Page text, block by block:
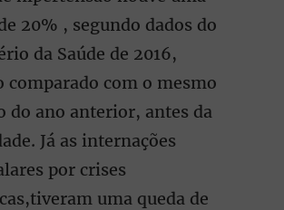
20% , segundo dados do
da Saúde de 2016,
comparado com o mesmo
do ano anterior, antes da
Já as internações
por crises
uma queda de